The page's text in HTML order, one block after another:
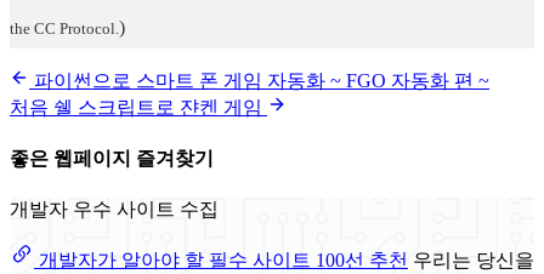
the CC Protocol. )
파이썬으로 스마트 폰 게임 자동화 ~ FGO 자동화 편 ~
처음 쉘 스크립트로 쟌켄 게임
좋은 웹페이지 즐겨찾기
개발자 우수 사이트 수집
개발자가 알아야 할 필수 사이트 100선 추천 우리는 당신을